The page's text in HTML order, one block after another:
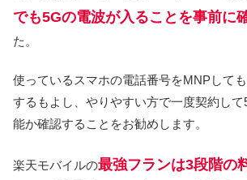
でも5Gの電波が入ることを事前に
た。
使っているスマホの電話番号をMNPして
するもよし、やりやすい方で一度契約し
能か確認することをお勧めします。
楽天モバイルの最強フランは3段階の